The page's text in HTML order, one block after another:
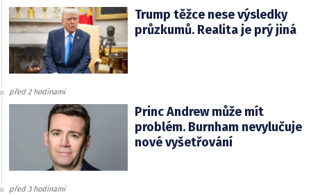
Trump těžce nese výsledky
průzkumů. Realita je prý jiná
před 2 hodinami
Princ Andrew může mít
problém. Burnham nevylučuje
nové vyšetřování
před 3 hodinami